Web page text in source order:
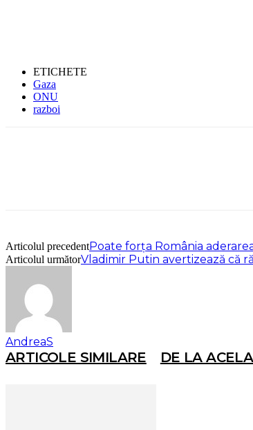
ETICHETE
Gaza
ONU
razboi
Articolul precedentPoate forța România
Articolul următorVladimir Putin avertizează că
AndreaS
ARTICOLE SIMILARE DE LA